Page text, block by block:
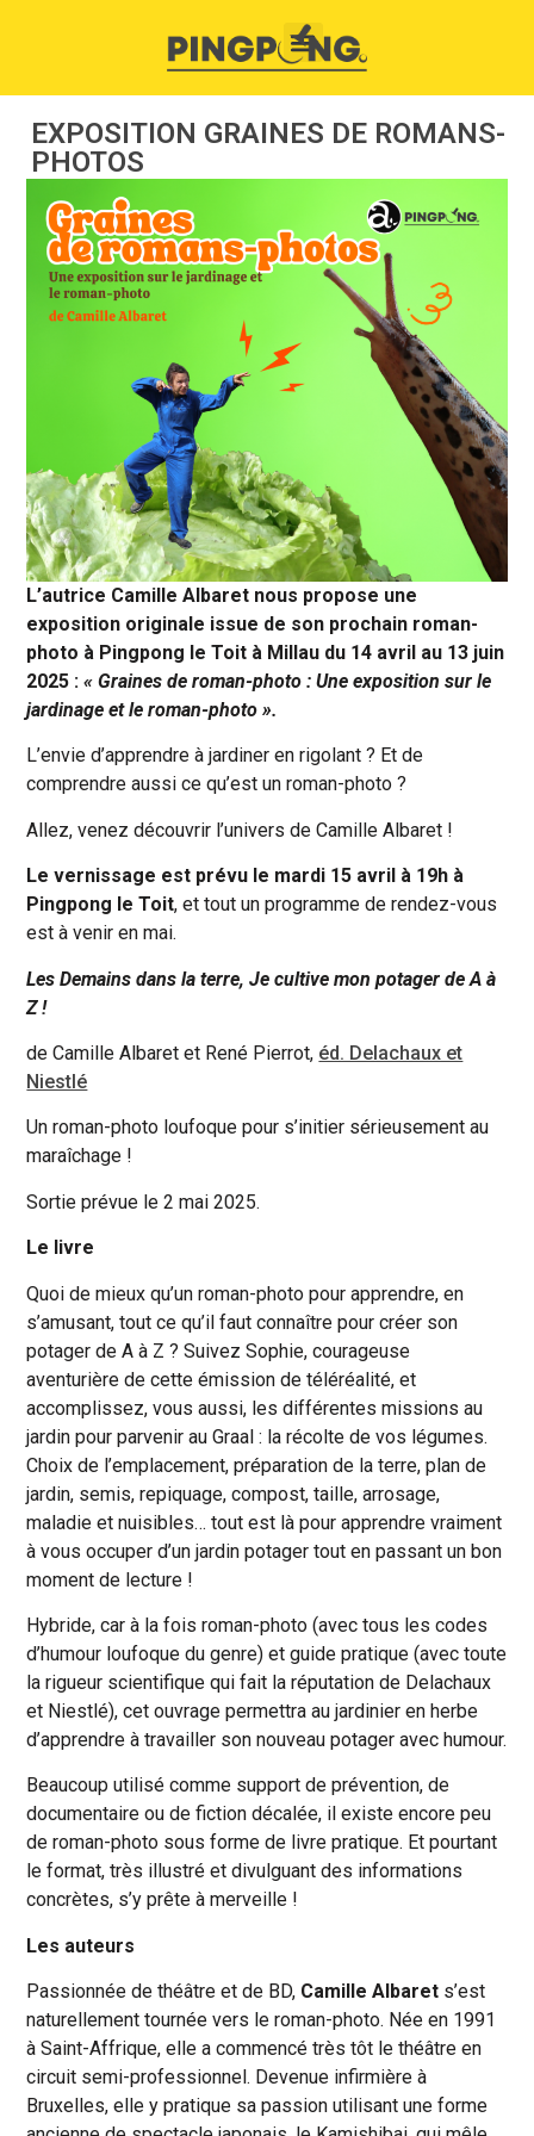
EXPOSITION GRAINES DE ROMANS-
PHOTOS
L’autrice Camille Albaret nous propose une
exposition originale issue de son prochain roman-
photo à Pingpong le Toit à Millau du 14 avril au 13 juin
2025 :« Graines de roman-photo : Une exposition sur le
jardinage et le roman-photo ».
L’envie d’apprendre à jardiner en rigolant ? Et de
comprendre aussi ce qu’est un roman-photo ?
Allez, venez découvrir l’univers de Camille Albaret !
Le vernissage est prévu le mardi 15 avril à 19h à
Pingpong le Toit, et tout un programme de rendez-vous
est à venir en mai.
Les Demains dans la terre, Je cultive mon potager de A à
Z !
de Camille Albaret et René Pierrot, éd. Delachaux et
Niestlé
Un roman-photo loufoque pour s’initier sérieusement au
maraîchage !
Sortie prévue le 2 mai 2025.
Le livre
Quoi de mieux qu’un roman-photo pour apprendre, en
s’amusant, tout ce qu’il faut connaître pour créer son
potager de A à Z ? Suivez Sophie, courageuse
aventurière de cette émission de téléréalité, et
accomplissez, vous aussi, les différentes missions au
jardin pour parvenir au Graal : la récolte de vos légumes.
Choix de l’emplacement, préparation de la terre, plan de
jardin, semis, repiquage, compost, taille, arrosage,
maladie et nuisibles… tout est là pour apprendre vraiment
à vous occuper d’un jardin potager tout en passant un bon
moment de lecture !
Hybride, car à la fois roman-photo (avec tous les codes
d’humour loufoque du genre) et guide pratique (avec toute
la rigueur scientifique qui fait la réputation de Delachaux
et Niestlé), cet ouvrage permettra au jardinier en herbe
d’apprendre à travailler son nouveau potager avec humour.
Beaucoup utilisé comme support de prévention, de
documentaire ou de fiction décalée, il existe encore peu
de roman-photo sous forme de livre pratique. Et pourtant
le format, très illustré et divulguant des informations
concrètes, s’y prête à merveille !
Les auteurs
Passionnée de théâtre et de BD, Camille Albaret s’est
naturellement tournée vers le roman-photo. Née en 1991
à Saint-Affrique, elle a commencé très tôt le théâtre en
circuit semi-professionnel. Devenue infirmière à
Bruxelles, elle y pratique sa passion utilisant une forme